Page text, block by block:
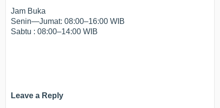
Jam Buka
Senin—Jumat: 08:00–16:00 WIB
Sabtu : 08:00–14:00 WIB
Leave a Reply